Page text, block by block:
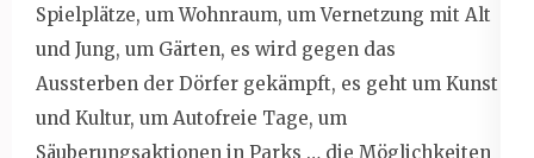
Spielplätze, um Wohnraum, um Vernetzung mit Alt
und Jung, um Gärten, es wird gegen das
Aussterben der Dörfer gekämpft, es geht um Kunst
und Kultur, um Autofreie Tage, um
Säuberungsaktionen in Parks … die Möglichkeiten